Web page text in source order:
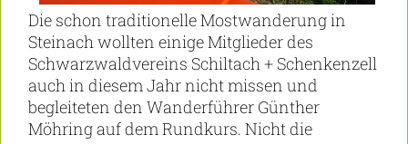
Die schon traditionelle Mostwanderung in
Steinach wollten einige Mitglieder des
Schwarzwaldvereins Schiltach + Schenkenzell
auch in diesem Jahr nicht missen und
begleiteten den Wanderführer Günther
Möhring auf dem Rundkurs. Nicht die